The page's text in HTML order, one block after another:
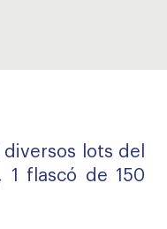
lots del
1 flascó de 150